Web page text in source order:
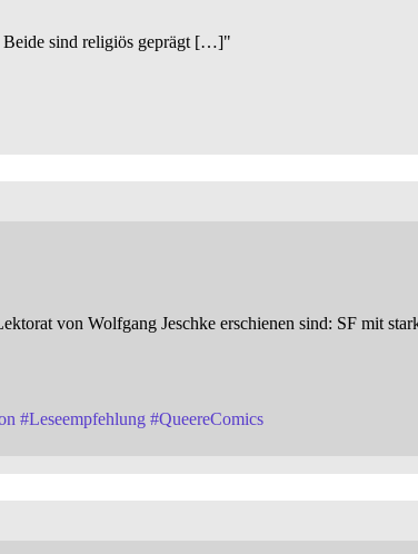
Beide sind religiös geprägt […]"
von Wolfgang Jeschke erschienen sind: SF mit
#Leseempfehlung #QueereComics